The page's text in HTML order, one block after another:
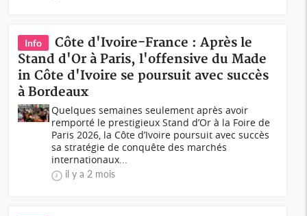
Info
Côte d'Ivoire-France : Après le
Stand d'Or à Paris, l'offensive du Made
in Côte d'Ivoire se poursuit avec succès
à Bordeaux
Quelques semaines seulement après avoir
remporté le prestigieux Stand d’Or à la Foire de
Paris 2026, la Côte d’Ivoire poursuit avec succès
sa stratégie de conquête des marchés
internationaux...
il y a 2 mois